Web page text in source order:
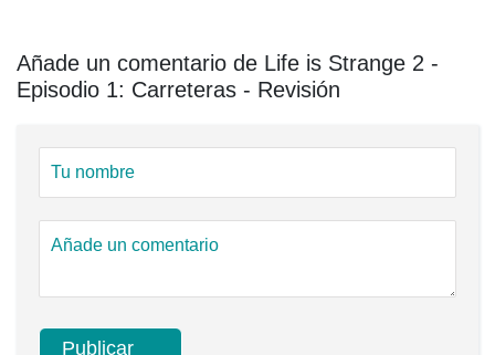
Añade un comentario de Life is Strange 2 -
Episodio 1: Carreteras - Revisión